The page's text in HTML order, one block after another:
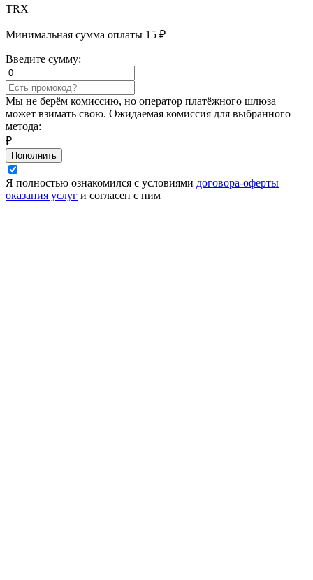
TRX
Минимальная сумма оплаты 15 ₽
Введите сумму:
Мы не берём комиссию, но оператор платёжного шлюза
может взимать свою. Ожидаемая комиссия для выбранного
метода:
₽
Пополнить
Я полностью ознакомился с условиями договора-оферты
оказания услуг и согласен с ним